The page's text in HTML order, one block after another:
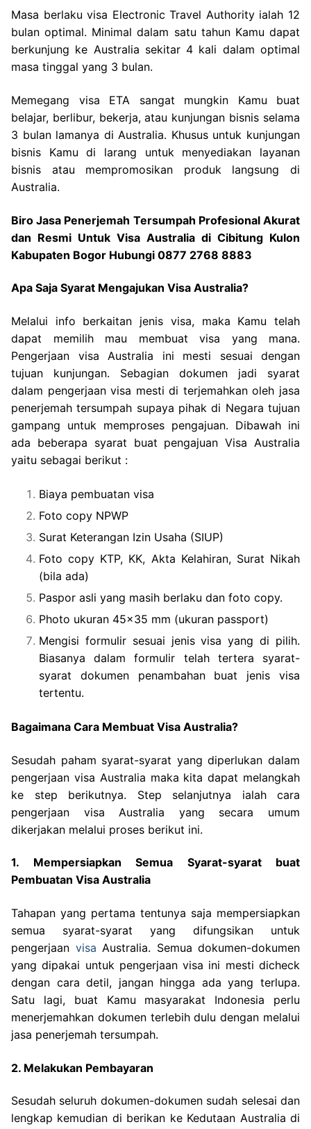
Masa berlaku visa Electronic Travel Authority ialah 12
bulan optimal. Minimal dalam satu tahun Kamu dapat
berkunjung ke Australia sekitar 4 kali dalam optimal
masa tinggal yang 3 bulan.
Memegang visa ETA sangat mungkin Kamu buat
belajar, berlibur, bekerja, atau kunjungan bisnis selama
3 bulan lamanya di Australia. Khusus untuk kunjungan
bisnis Kamu di larang untuk menyediakan layanan
bisnis atau mempromosikan produk langsung di
Australia.
Biro Jasa Penerjemah Tersumpah Profesional Akurat
dan Resmi Untuk Visa Australia di Cibitung Kulon
Kabupaten Bogor Hubungi 0877 2768 8883
Apa Saja Syarat Mengajukan Visa Australia?
Melalui info berkaitan jenis visa, maka Kamu telah
dapat memilih mau membuat visa yang mana.
Pengerjaan visa Australia ini mesti sesuai dengan
tujuan kunjungan. Sebagian dokumen jadi syarat
dalam pengerjaan visa mesti di terjemahkan oleh jasa
penerjemah tersumpah supaya pihak di Negara tujuan
gampang untuk memproses pengajuan. Dibawah ini
ada beberapa syarat buat pengajuan Visa Australia
yaitu sebagai berikut :
Biaya pembuatan visa
Foto copy NPWP
Surat Keterangan Izin Usaha (SIUP)
Foto copy KTP, KK, Akta Kelahiran, Surat Nikah
(bila ada)
Paspor asli yang masih berlaku dan foto copy.
Photo ukuran 45×35 mm (ukuran passport)
Mengisi formulir sesuai jenis visa yang di pilih.
Biasanya dalam formulir telah tertera syarat-
syarat dokumen penambahan buat jenis visa
tertentu.
Bagaimana Cara Membuat Visa Australia?
Sesudah paham syarat-syarat yang diperlukan dalam
pengerjaan visa Australia maka kita dapat melangkah
ke step berikutnya. Step selanjutnya ialah cara
pengerjaan visa Australia yang secara umum
dikerjakan melalui proses berikut ini.
1. Mempersiapkan Semua Syarat-syarat buat
Pembuatan Visa Australia
Tahapan yang pertama tentunya saja mempersiapkan
semua syarat-syarat yang difungsikan untuk
pengerjaan visa Australia. Semua dokumen-dokumen
yang dipakai untuk pengerjaan visa ini mesti dicheck
dengan cara detil, jangan hingga ada yang terlupa.
Satu lagi, buat Kamu masyarakat Indonesia perlu
menerjemahkan dokumen terlebih dulu dengan melalui
jasa penerjemah tersumpah.
2. Melakukan Pembayaran
Sesudah seluruh dokumen-dokumen sudah selesai dan
lengkap kemudian di berikan ke Kedutaan Australia di